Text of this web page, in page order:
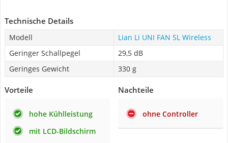
Technische Details
Modell
Lian Li UNI FAN SL Wireless
Geringer Schallpegel
29,5 dB
Geringes Gewicht
330 g
Vorteile
hohe Kühlleistung
mit LCD-Bildschirm
Nachteile
ohne Controller